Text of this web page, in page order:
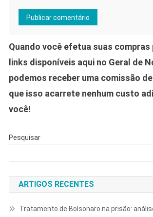
Quando você efetua suas compras
links disponíveis aqui no Geral de
podemos receber uma comissão
que isso acarrete nenhum custo
você!
Pesquisar
ARTIGOS RECENTES
Tratamento de Bolsonaro na prisão: